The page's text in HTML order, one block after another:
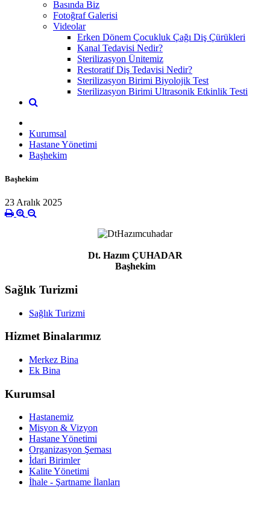
Basında Biz
Fotoğraf Galerisi
Videolar
Erken Dönem Çocukluk Çağı Diş Çürükleri
Kanal Tedavisi Nedir?
Sterilizasyon Ünitemiz
Restoratif Diş Tedavisi Nedir?
Sterilizasyon Birimi Biyolojik Test
Sterilizasyon Birimi Ultrasonik Etkinlik Testi
Kurumsal
Hastane Yönetimi
Başhekim
Başhekim
23 Aralık 2025
Dt. Hazım ÇUHADAR
Başhekim
Sağlık Turizmi
Sağlık Turizmi
Hizmet Binalarımız
Merkez Bina
Ek Bina
Kurumsal
Hastanemiz
Misyon & Vizyon
Hastane Yönetimi
Organizasyon Şeması
İdari Birimler
Kalite Yönetimi
İhale - Şartname İlanları